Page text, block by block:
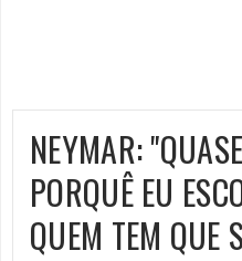
NEYMAR:
PORQUÊ EU
QUEM TEM QUE